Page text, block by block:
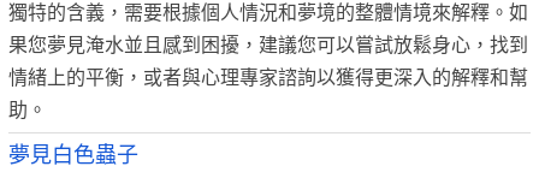
獨特的含義，需要根據個人情況和夢境的整體情境來解釋。如
果您夢見淹水並且感到困擾，建議您可以嘗試放鬆身心，找到
情緒上的平衡，或者與心理專家諮詢以獲得更深入的解釋和幫
助。
夢見白色蟲子